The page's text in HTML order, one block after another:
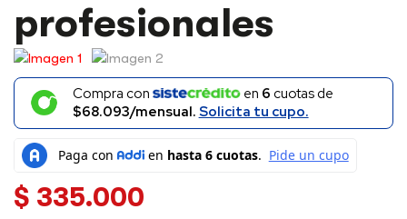
profesionales
Compra con en 6 cuotas de
$68.093/mensual. Solicita tu cupo.
$ 335.000
CANTIDAD